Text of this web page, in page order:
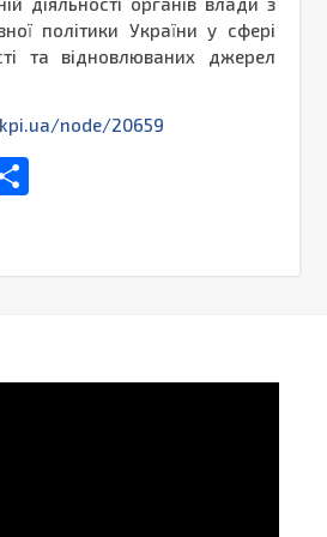
політики України у сфері
та відновлюваних джерел
node/20659